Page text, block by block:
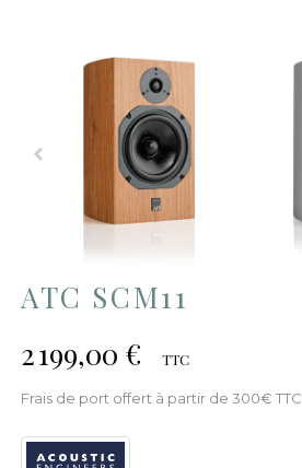
ATC SCM11
2 199,00 €
TTC
Frais de port offert à partir de 300€ TTC